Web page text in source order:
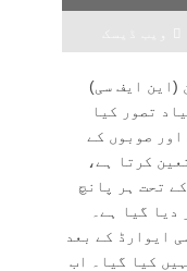
(این ایف سی)
تصور کیا
صوبوں کے
کرتا ہے،
جسے 1973 کے آئین کے آرٹیکل 160 کے تحت ہر پانچ
دیا گیا ہے۔
سی ایوارڈ کے بعد
کیا گیا۔ اب